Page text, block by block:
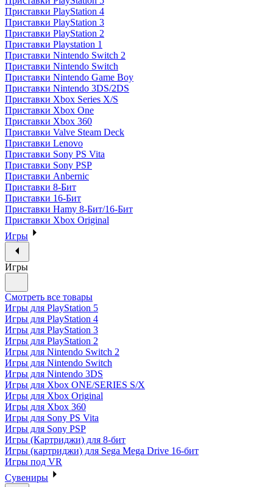
Приставки PlayStation 4
Приставки PlayStation 3
Приставки PlayStation 2
Приставки Playstation 1
Приставки Nintendo Switch 2
Приставки Nintendo Switch
Приставки Nintendo Game Boy
Приставки Nintendo 3DS/2DS
Приставки Xbox Series X/S
Приставки Xbox One
Приставки Xbox 360
Приставки Valve Steam Deck
Приставки Lenovo
Приставки Sony PS Vita
Приставки Sony PSP
Приставки Anbernic
Приставки 8-Бит
Приставки 16-Бит
Приставки Hamy 8-Бит/16-Бит
Приставки Xbox Original
Игры
Игры
Смотреть все товары
Игры для PlayStation 5
Игры для PlayStation 4
Игры для PlayStation 3
Игры для PlayStation 2
Игры для Nintendo Switch 2
Игры для Nintendo Switch
Игры для Nintendo 3DS
Игры для Xbox ONE/SERIES S/X
Игры для Xbox Original
Игры для Xbox 360
Игры для Sony PS Vita
Игры для Sony PSP
Игры (Картриджи) для 8-бит
Игры (картриджи) для Sega Mega Drive 16-бит
Игры под VR
Сувениры